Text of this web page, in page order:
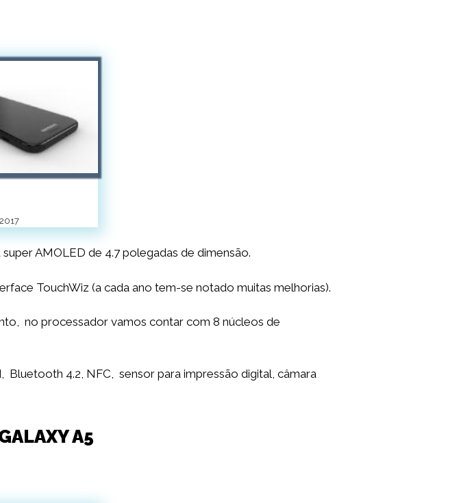
AMOLED de 4.7 polegadas de dimensão.
TouchWiz (a cada ano tem-se notado muitas melhorias).
no processador vamos contar com 8 núcleos de
4.2, NFC, sensor para impressão digital, câmara
A5